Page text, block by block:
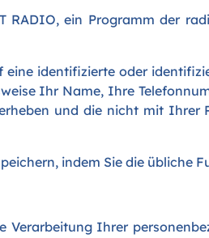
RADIO, ein Programm der
identifizierte oder
Ihr Name, Ihre
und die nicht mit
indem Sie die übliche
Ihrer